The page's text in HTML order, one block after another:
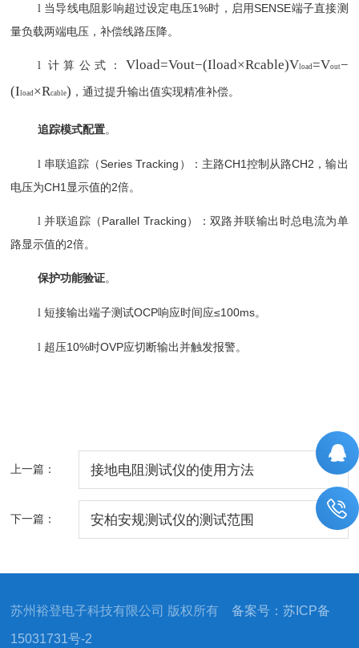
l 当导线电阻影响超过设定电压1%时，启用SENSE端子直接测
量负载两端电压，补偿线路压降。
l计算公式： Vload=Vout−(Iload×Rcable)Vload=Vout−
(Iload ×Rcable) ，通过提升输出值实现精准补偿。
追踪模式配置‌。
l 串联追踪（Series Tracking）：主路CH1控制从路CH2，输出
电压为CH1显示值的2倍。
l并联追踪（Parallel Tracking）：双路并联输出时总电流为单
路显示值的2倍。
保护功能验证‌。
l 短接输出端子测试OCP响应时间应≤100ms。
l 超压10%时OVP应切断输出并触发报警。
上一篇： 接地电阻测试仪的使用方法
下一篇： 安柏安规测试仪的测试范围
苏州裕登电子科技有限公司 版权所有备案号：苏ICP备
15031731号-2